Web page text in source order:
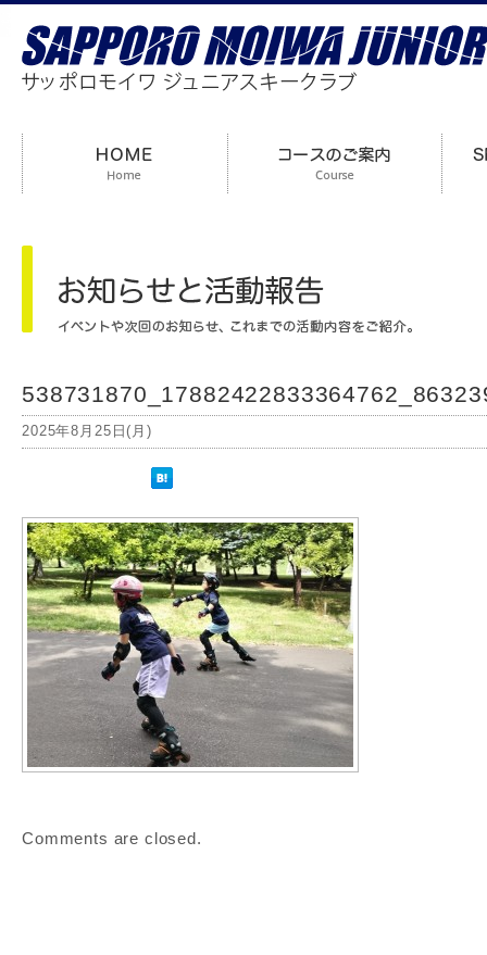
2025年8月25日(月)
Comments are closed.